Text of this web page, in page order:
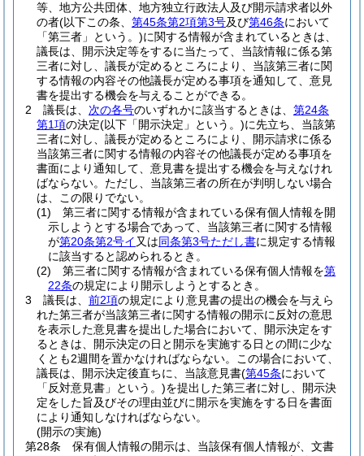
等、地方公共団体、地方独立行政法人及び開示請求者以外
の者(以下この条、 第45条第2項第3号及び第46条において
「第三者」という。)に関する情報が含まれているときは、
議長は、開示決定等をするに当たって、当該情報に係る第
三者に対し、議長が定めるところにより、当該第三者に関
する情報の内容その他議長が定める事項を通知して、意見
書を提出する機会を与えることができる。
2
議長は、 次の各号のいずれかに該当するときは、 第24条
第1項の決定(以下「開示決定」という。)に先立ち、当該第
三者に対し、議長が定めるところにより、開示請求に係る
当該第三者に関する情報の内容その他議長が定める事項を
書面により通知して、意見書を提出する機会を与えなけれ
ばならない。 ただし、当該第三者の所在が判明しない場合
は、この限りでない。
(1)
第三者に関する情報が含まれている保有個人情報を開
示しようとする場合であって、当該第三者に関する情報
が第20条第2号イ 又は同条第3号ただし書に規定する情報
に該当すると認められるとき。
(2)
第三者に関する情報が含まれている保有個人情報を第
22条の規定により開示しようとするとき。
3
議長は、 前2項の規定により意見書の提出の機会を与えら
れた第三者が当該第三者に関する情報の開示に反対の意思
を表示した意見書を提出した場合において、開示決定をす
るときは、開示決定の日と開示を実施する日との間に少な
くとも2週間を置かなければならない。
この場合において、
議長は、開示決定後直ちに、当該意見書(第45条において
「反対意見書」という。)を提出した第三者に対し、開示決
定をした旨及びその理由並びに開示を実施をする日を書面
により通知しなければならない。
(開示の実施)
第28条
保有個人情報の開示は、当該保有個人情報が、文書